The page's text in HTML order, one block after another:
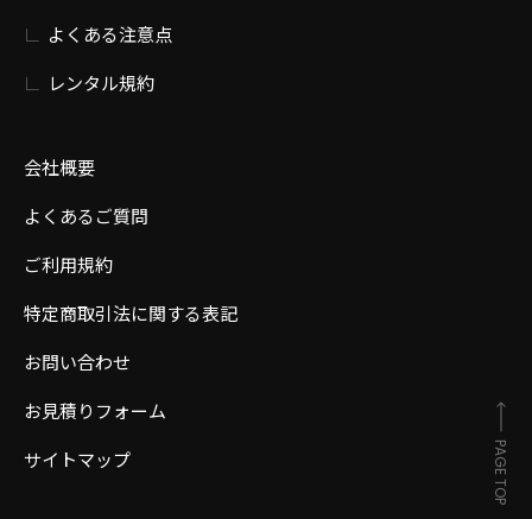
よくある注意点
レンタル規約
会社概要
よくあるご質問
ご利用規約
特定商取引法に関する表記
お問い合わせ
お見積りフォーム
サイトマップ
PAGE TOP